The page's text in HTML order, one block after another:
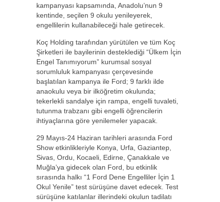
kampanyası kapsamında, Anadolu’nun 9
kentinde, seçilen 9 okulu yenileyerek,
engellilerin kullanabileceği hale getirecek.
Koç Holding tarafından yürütülen ve tüm Koç
Şirketleri ile bayilerinin desteklediği “Ülkem İçin
Engel Tanımıyorum” kurumsal sosyal
sorumluluk kampanyası çerçevesinde
başlatılan kampanya ile Ford; 9 farklı ilde
anaokulu veya bir ilköğretim okulunda;
tekerlekli sandalye için rampa, engelli tuvaleti,
tutunma trabzanı gibi engelli öğrencilerin
ihtiyaçlarına göre yenilemeler yapacak.
29 Mayıs-24 Haziran tarihleri arasında Ford
Show etkinlikleriyle Konya, Urfa, Gaziantep,
Sivas, Ordu, Kocaeli, Edirne, Çanakkale ve
Muğla’ya gidecek olan Ford, bu etkinlik
sırasında halkı “1 Ford Dene Engelliler İçin 1
Okul Yenile” test sürüşüne davet edecek. Test
sürüşüne katılanlar illerindeki okulun tadilatı